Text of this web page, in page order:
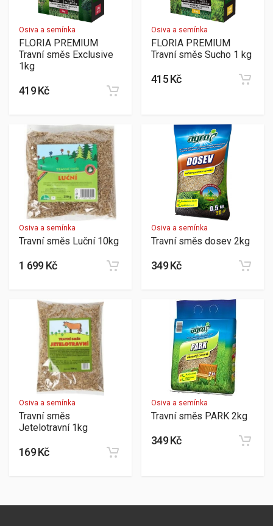
Osiva a semínka
FLORIA PREMIUM
Travní směs Exclusive
1kg
419 Kč
Osiva a semínka
FLORIA PREMIUM
Travní směs Sucho 1 kg
415 Kč
Osiva a semínka
Travní směs Luční 10kg
1 699 Kč
Osiva a semínka
Travní směs dosev 2kg
349 Kč
Osiva a semínka
Travní směs
Jetelotravní 1kg
169 Kč
Osiva a semínka
Travní směs PARK 2kg
349 Kč